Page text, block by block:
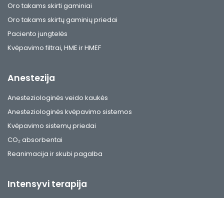
Oro takams skirti gaminiai
Oro takams skirtų gaminių priedai
Paciento jungtelės
Kvėpavimo filtrai, HME ir HMEF
Anestezija
Anesteziologinės veido kaukės
Anesteziologinės kvėpavimo sistemos
Kvėpavimo sistemų priedai
CO₂ absorbentai
Reanimacija ir skubi pagalba
Intensyvi terapija